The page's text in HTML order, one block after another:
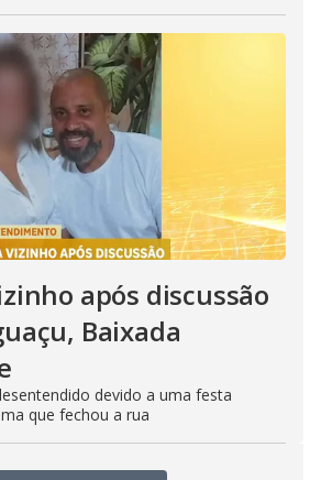
após discussão
Baixada
devido a uma festa
que fechou a rua